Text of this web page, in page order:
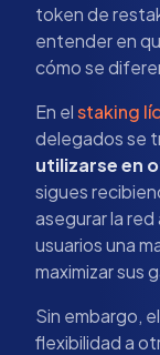
token de
entender en
cómo se
En elstaking
delegados se
utilizarse en
sigues
asegurar la
usuarios una
maximizar sus
Sin embargo, el
flexibilidad a